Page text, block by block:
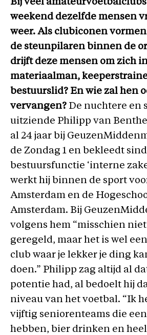
Bij veel
weekend dezelfde mensen
weer. Als clubiconen
de steunpilaren binnen de
drijft deze mensen om zich
materiaalman,
bestuurslid? En wie zal hen
vervangen? De nuchtere en
uitziende Philipp van
al 24 jaar bij
de Zondag 1 en bekleedt
bestuursfunctie ‘interne
werkt hij binnen de sport
Amsterdam en de
Amsterdam. Bij
volgens hem “misschien
geregeld, maar het is wel
club waar je lekker je ding
doen.” Philipp zag altijd al
potentie had, al bedoelt hij
niveau van het voetbal. “Ik
vijftig seniorenteams die
hebben, bier drinken en